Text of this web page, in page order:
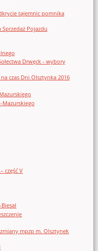
tajemnic pomnika
Pojazdu
Drwęck - wybory
czas Dni Olsztynka 2016
Mazurskiego
część V
mpzp m. Olsztynek